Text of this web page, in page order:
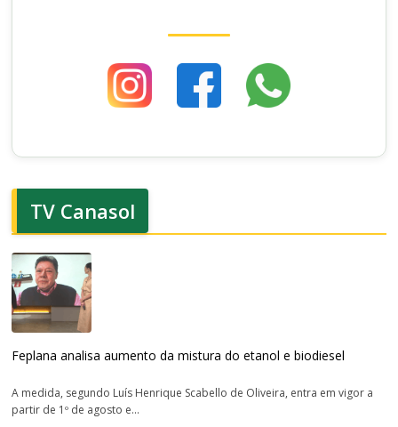
TV Canasol
Feplana analisa aumento da mistura do etanol e biodiesel
A medida, segundo Luís Henrique Scabello de Oliveira, entra em vigor a
partir de 1º de agosto e...